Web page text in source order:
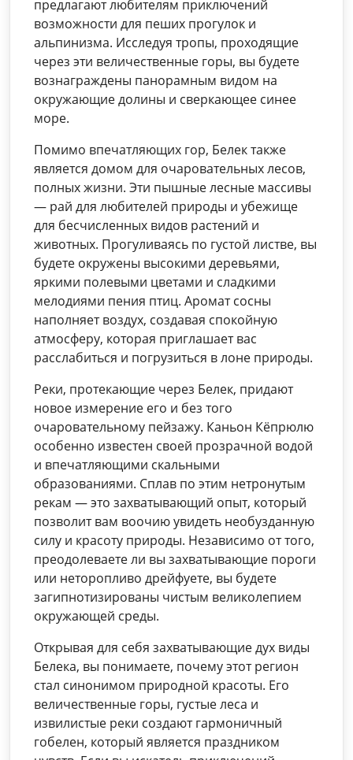
предлагают любителям приключений
возможности для пеших прогулок и
альпинизма. Исследуя тропы, проходящие
через эти величественные горы, вы будете
вознаграждены панорамным видом на
окружающие долины и сверкающее синее
море.
Помимо впечатляющих гор, Белек также
является домом для очаровательных лесов,
полных жизни. Эти пышные лесные массивы
— рай для любителей природы и убежище
для бесчисленных видов растений и
животных. Прогуливаясь по густой листве, вы
будете окружены высокими деревьями,
яркими полевыми цветами и сладкими
мелодиями пения птиц. Аромат сосны
наполняет воздух, создавая спокойную
атмосферу, которая приглашает вас
расслабиться и погрузиться в лоне природы.
Реки, протекающие через Белек, придают
новое измерение его и без того
очаровательному пейзажу. Каньон Кёпрюлю
особенно известен своей прозрачной водой
и впечатляющими скальными
образованиями. Сплав по этим нетронутым
рекам — это захватывающий опыт, который
позволит вам воочию увидеть необузданную
силу и красоту природы. Независимо от того,
преодолеваете ли вы захватывающие пороги
или неторопливо дрейфуете, вы будете
загипнотизированы чистым великолепием
окружающей среды.
Открывая для себя захватывающие дух виды
Белека, вы понимаете, почему этот регион
стал синонимом природной красоты. Его
величественные горы, густые леса и
извилистые реки создают гармоничный
гобелен, который является праздником